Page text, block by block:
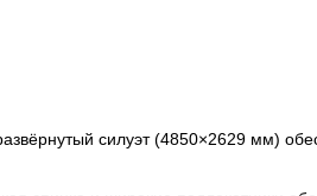
силуэт (4850×2629 мм)